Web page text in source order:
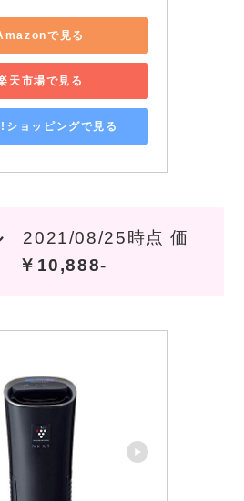
で見る
天市場で見る
ョッピングで見る
2021/08/25時点 価
￥10,888-